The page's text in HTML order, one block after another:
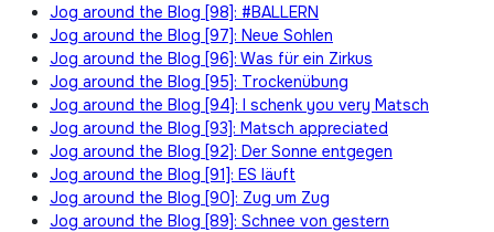
Jog around the Blog [98]: #BALLERN
Jog around the Blog [97]: Neue Sohlen
Jog around the Blog [96]: Was für ein Zirkus
Jog around the Blog [95]: Trockenübung
Jog around the Blog [94]: I schenk you very Matsch
Jog around the Blog [93]: Matsch appreciated
Jog around the Blog [92]: Der Sonne entgegen
Jog around the Blog [91]: ES läuft
Jog around the Blog [90]: Zug um Zug
Jog around the Blog [89]: Schnee von gestern